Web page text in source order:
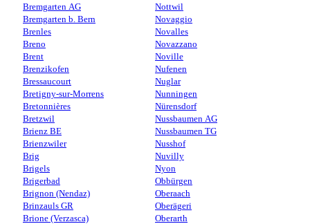
Bremgarten AG
Bremgarten b. Bern
Brenles
Breno
Brent
Brenzikofen
Bressaucourt
Bretigny-sur-Morrens
Bretonnières
Bretzwil
Brienz BE
Brienzwiler
Brig
Brigels
Brigerbad
Brignon (Nendaz)
Brinzauls GR
Brione (Verzasca)
Nottwil
Novaggio
Novalles
Novazzano
Noville
Nufenen
Nuglar
Nunningen
Nürensdorf
Nussbaumen AG
Nussbaumen TG
Nusshof
Nuvilly
Nyon
Obbürgen
Oberaach
Oberägeri
Oberarth